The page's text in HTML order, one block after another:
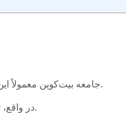
جامعه بیت‌کوین معمولاً این ماه را با هیجان استقبال می‌کند، زیرا بیت‌کوین تقریباً هر سال در طول این ماه بازدهی شگفت‌انگیزی دارد.
در واقع، تنها دو سال (2014 و 2018) وجود داشت که بزرگترین ارز دیجیتال در این ماه در وضعیت قرمز قرار داشت.